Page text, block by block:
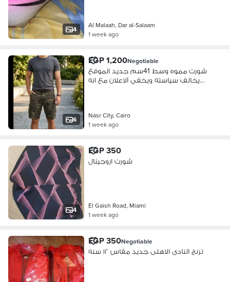
4
Al Malaah, Dar al-Salaam
1 week ago
6
EGP 1,200Negotiable
شورت مموه وسط 41سم جديد الموقع
يخالف سياسته ويخفي آلاعلان مع انه
Nasr City, Cairo
1 week ago
4
EGP 350
شورت اروجينال
El Gaish Road, Miami
1 week ago
EGP 350Negotiable
ترنج النادى الاهلى جديد مقاس ١٢ سنه